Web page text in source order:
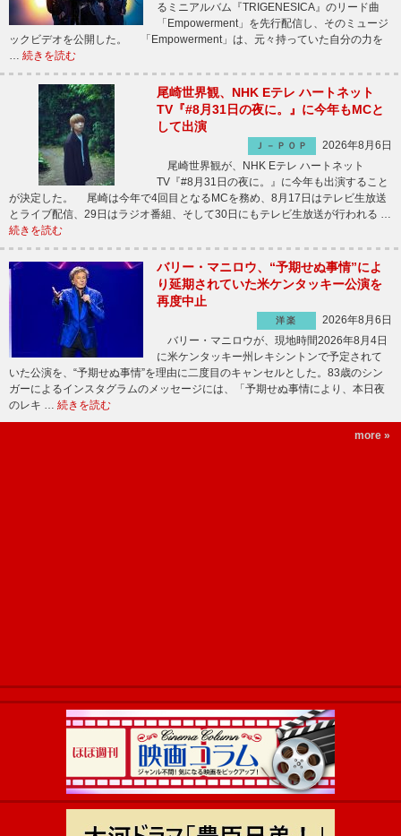
るミニアルバム『TRIGENESICA』のリード曲
「Empowerment」を先行配信し、そのミュージ
ックビデオを公開した。 「Empowerment」は、元々持っていた自分の力を
… 続きを読む
尾崎世界観、NHK Eテレ ハートネット
TV『#8月31日の夜に。』に今年もMCと
して出演
Ｊ－ＰＯＰ
2026年8月6日
尾崎世界観が、NHK Eテレ ハートネット
TV『#8月31日の夜に。』に今年も出演すること
が決定した。 尾崎は今年で4回目となるMCを務め、8月17日はテレビ生放送
とライブ配信、29日はラジオ番組、そして30日にもテレビ生放送が行われる …
続きを読む
バリー・マニロウ、“予期せぬ事情”によ
り延期されていた米ケンタッキー公演を
再度中止
洋楽
2026年8月6日
バリー・マニロウが、現地時間2026年8月4日
に米ケンタッキー州レキシントンで予定されて
いた公演を、“予期せぬ事情”を理由に二度目のキャンセルとした。83歳のシン
ガーによるインスタグラムのメッセージには、「予期せぬ事情により、本日夜
のレキ … 続きを読む
more »